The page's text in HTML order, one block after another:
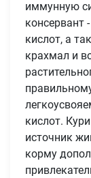
иммунную
консервант
кислот, а
крахмал и
кислот.
источник
корму